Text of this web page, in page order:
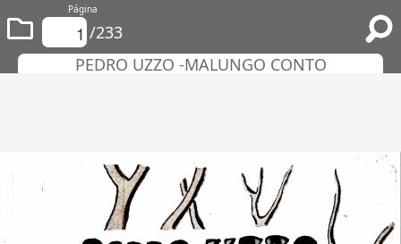
Página
/233
PEDRO UZZO -MALUNGO CONTO